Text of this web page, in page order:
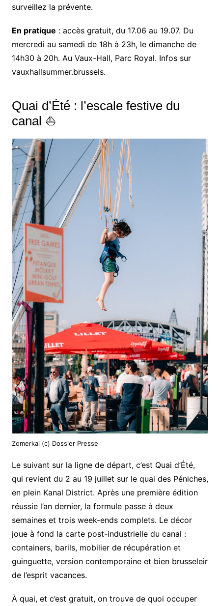
surveillez la prévente.
En pratique : accès gratuit, du 17.06 au 19.07. Du
mercredi au samedi de 18h à 23h, le dimanche de
14h30 à 20h. Au Vaux-Hall, Parc Royal. Infos sur
vauxhallsummer.brussels.
Quai d’Été : l’escale festive du
canal ⛵
Zomerkai (c) Dossier Presse
Le suivant sur la ligne de départ, c’est Quai d’Été,
qui revient du 2 au 19 juillet sur le quai des Péniches,
en plein Kanal District. Après une première édition
réussie l’an dernier, la formule passe à deux
semaines et trois week-ends complets. Le décor
joue à fond la carte post-industrielle du canal :
containers, barils, mobilier de récupération et
guinguette, version contemporaine et bien brusseleir
de l’esprit vacances.
À quai, et c’est gratuit, on trouve de quoi occuper